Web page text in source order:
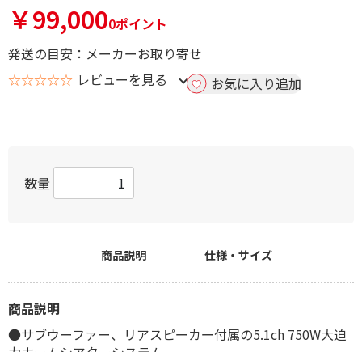
￥99,0000ポイント
発送の目安：メーカーお取り寄せ
☆☆☆☆☆ レビューを見る お気に入り追加
数量
商品説明 仕様・サイズ
商品説明
●サブウーファー、リアスピーカー付属の5.1ch 750W大迫